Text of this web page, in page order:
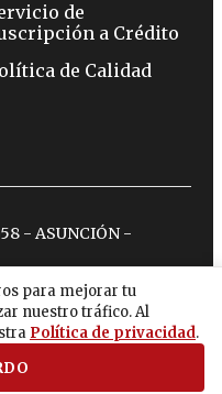
para mejorar tu
nuestro tráfico. Al
Política de privacidad.
de
a Crédito
de Calidad
- ASUNCIÓN -
spotify